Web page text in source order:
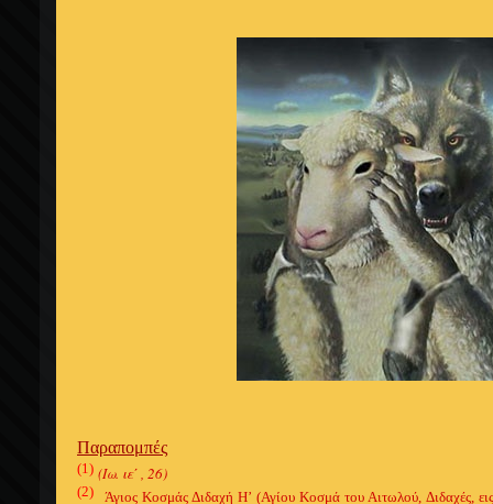
Παραπομπές
(1) (Ιω. ιε΄ , 26)
(2)
Άγιος Κοσμάς Διδαχή Η’ (Αγίου Κοσμά του Αιτωλού, Διδαχές,